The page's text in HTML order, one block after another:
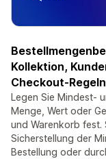
Kollektion,
Checkout-Regeln
Legen Sie Mindest-
Menge, Wert oder
und Warenkorb fest.
Sicherstellung der
Bestellung oder